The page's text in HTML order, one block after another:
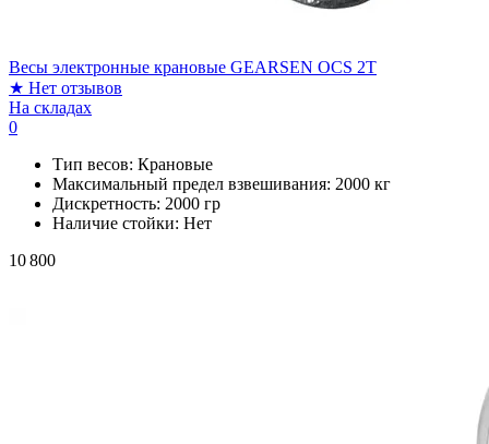
Весы электронные крановые GEARSEN OCS 2T
★ Нет отзывов
На складах
0
Тип весов: Крановые
Максимальный предел взвешивания: 2000 кг
Дискретность: 2000 гр
Наличие стойки: Нет
10 800